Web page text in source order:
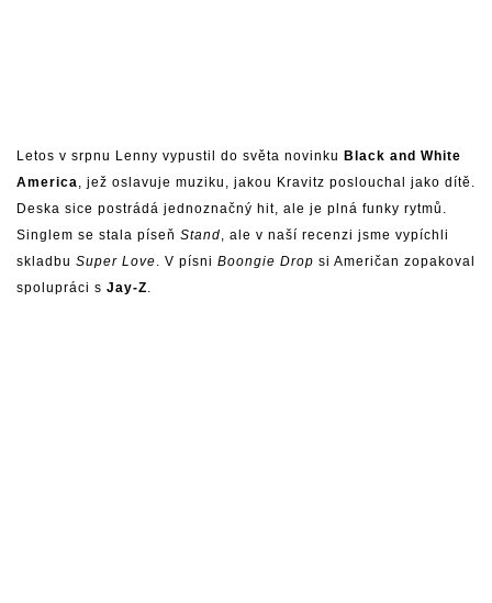
Letos v srpnu Lenny vypustil do světa novinku Black and White
America, jež oslavuje muziku, jakou Kravitz poslouchal jako dítě.
Deska sice postrádá jednoznačný hit, ale je plná funky rytmů.
Singlem se stala píseň Stand, ale v naší recenzi jsme vypíchli
skladbu Super Love. V písni Boongie Drop si Američan zopakoval
spolupráci s Jay-Z.